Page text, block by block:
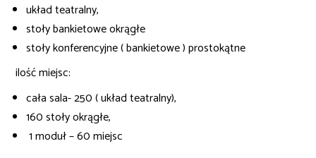
układ teatralny,
stoły bankietowe okrągłe
stoły konferencyjne ( bankietowe ) prostokątne
ilość miejsc:
cała sala- 250 ( układ teatralny),
160 stoły okrągłe,
1 moduł – 60 miejsc